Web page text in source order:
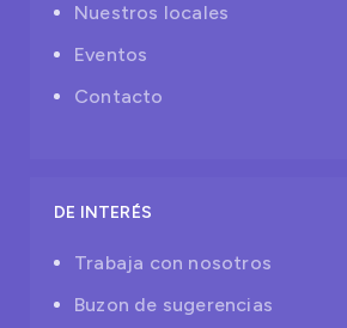
Nuestros locales
Eventos
Contacto
DE INTERÉS
Trabaja con nosotros
Buzon de sugerencias